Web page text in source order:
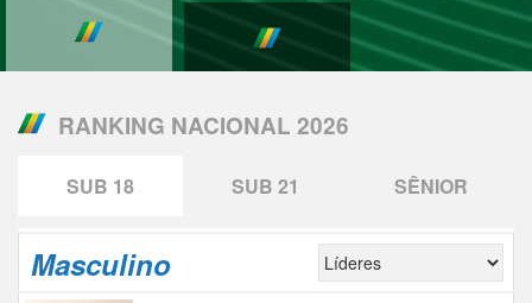
RANKING NACIONAL 2026
SUB 18 SUB 21 SÊNIOR
Masculino